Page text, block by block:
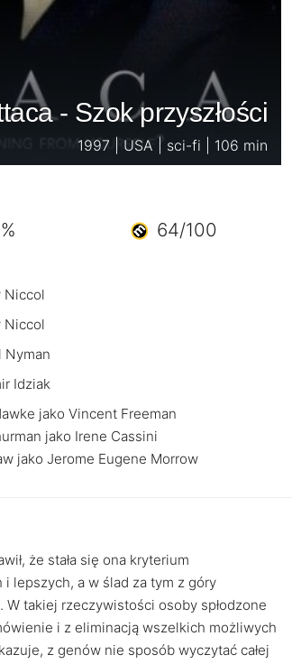
- Szok przyszłości
1997 | USA | sci-fi | 106 min
64/100
Niccol
Niccol
Nyman
Idziak
jako Vincent Freeman
jako Irene Cassini
jako Jerome Eugene Morrow
że stała się ona kryterium
lepszych, a w ślad za tym z góry
takiej rzeczywistości osoby spłodzone
i z eliminacją wszelkich możliwych
z genów nie sposób wyczytać całej